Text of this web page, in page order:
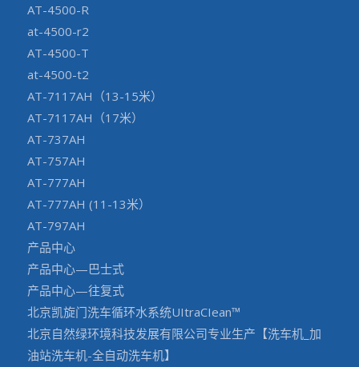
AT-4500-R
at-4500-r2
AT-4500-T
at-4500-t2
AT-7117AH（13-15米）
AT-7117AH（17米）
AT-737AH
AT-757AH
AT-777AH
AT-777AH (11-13米）
AT-797AH
产品中心
产品中心—巴士式
产品中心—往复式
北京凯旋门洗车循环水系统UItraCIean™
北京自然绿环境科技发展有限公司专业生产【洗车机_加
油站洗车机-全自动洗车机】